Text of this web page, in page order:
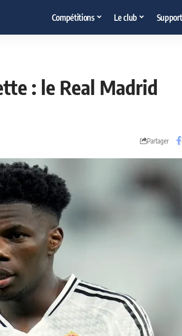
Compétitions Le club
: le Real Madrid
Partager